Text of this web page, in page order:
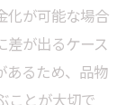
化が可能な場合
差が出るケース
あるため、品物
ことが大切で